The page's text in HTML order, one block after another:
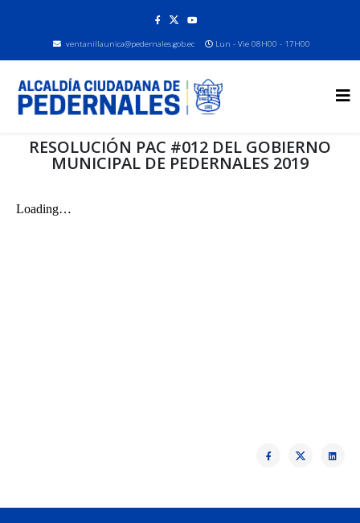
ventanillaunica@pedernales.gob.ec Lun - Vie 08H00 - 17H00
RESOLUCIÓN PAC #012 DEL GOBIERNO
MUNICIPAL DE PEDERNALES 2019